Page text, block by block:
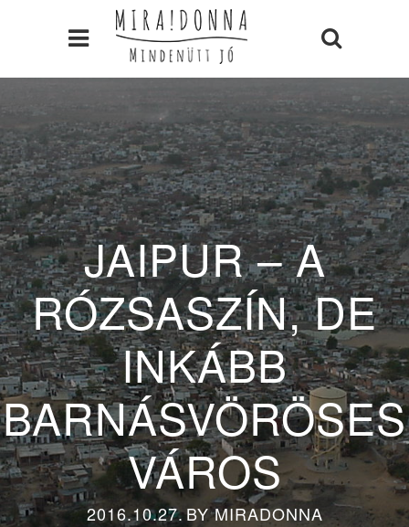
JAIPUR – A
RÓZSASZÍN, DE
INKÁBB
BARNÁSVÖRÖSES
VÁROS
2016.10.27.BYMIRADONNA